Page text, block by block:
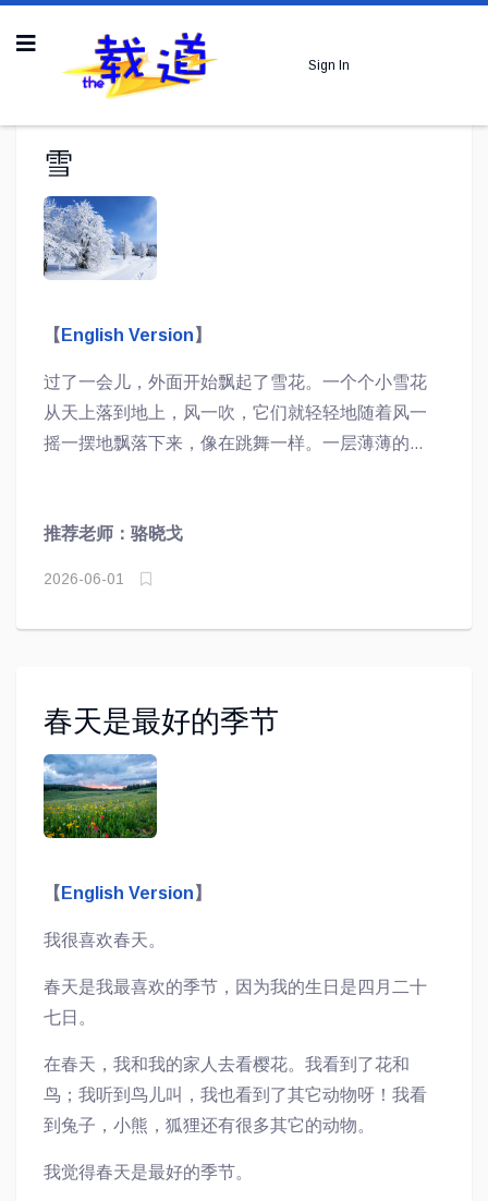
Sign In
雪
【 English Version 】
过了一会儿，外面开始飘起了雪花。一个个小雪花
从天上落到地上，风一吹，它们就轻轻地随着风一
摇一摆地飘落下来，像在跳舞一样。一层薄薄的雪
它以很快的速度，匆匆忙忙地掉下来。后面的雪花
路，哪里是草地，对面邻居的房子也都看不清了。
推荐老师：骆晓戈
2026-06-01
春天是最好的季节
【 English Version 】
我很喜欢春天。
春天是我最喜欢的季节，因为我的生日是四月二十
七日。
在春天，我和我的家人去看樱花。我看到了花和
鸟；我听到鸟儿叫，我也看到了其它动物呀！我看
到兔子，小熊，狐狸还有很多其它的动物。
我觉得春天是最好的季节。